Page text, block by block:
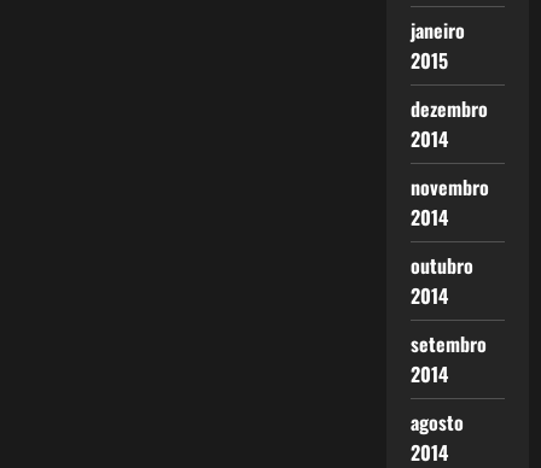
janeiro
2015
dezembro
2014
novembro
2014
outubro
2014
setembro
2014
agosto
2014